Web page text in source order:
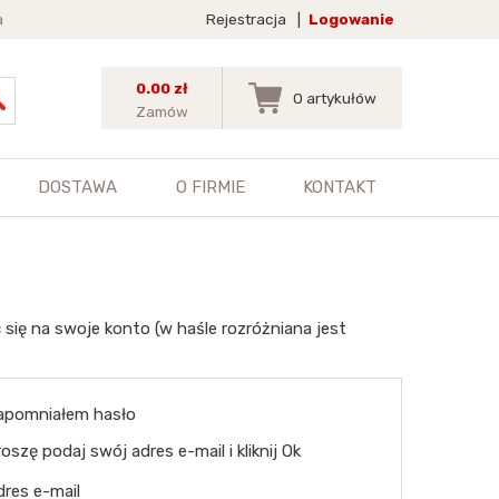
Rejestracja Logowanie
0.00 zł
Zamów
0 artykułów
DOSTAWA O FIRMIE KONTAKT
na swoje konto (w haśle rozróżniana jest
hasło
podaj swój adres e-mail i kliknij Ok
e-mail